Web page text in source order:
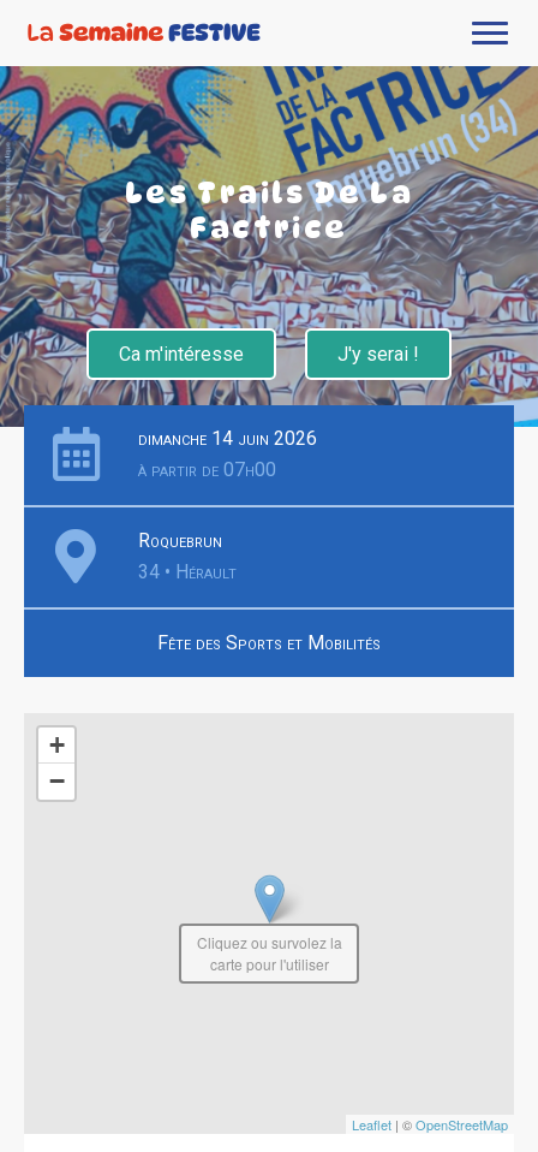
Les Trails De La
Factrice
Ca m'intéresse J'y serai !
dimanche 14 juin 2026
à partir de 07h00
Roquebrun
34 • Hérault
Fête des Sports et Mobilités
+
−
Leaflet | ©OpenStreetMap
Cliquez ou survolez la
carte pour l'utiliser